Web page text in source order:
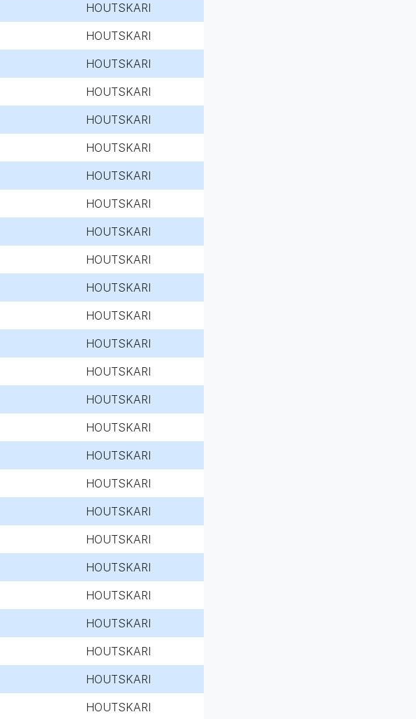
HOUTSKARI
HOUTSKARI
HOUTSKARI
HOUTSKARI
HOUTSKARI
HOUTSKARI
HOUTSKARI
HOUTSKARI
HOUTSKARI
HOUTSKARI
HOUTSKARI
HOUTSKARI
HOUTSKARI
HOUTSKARI
HOUTSKARI
HOUTSKARI
HOUTSKARI
HOUTSKARI
HOUTSKARI
HOUTSKARI
HOUTSKARI
HOUTSKARI
HOUTSKARI
HOUTSKARI
HOUTSKARI
HOUTSKARI